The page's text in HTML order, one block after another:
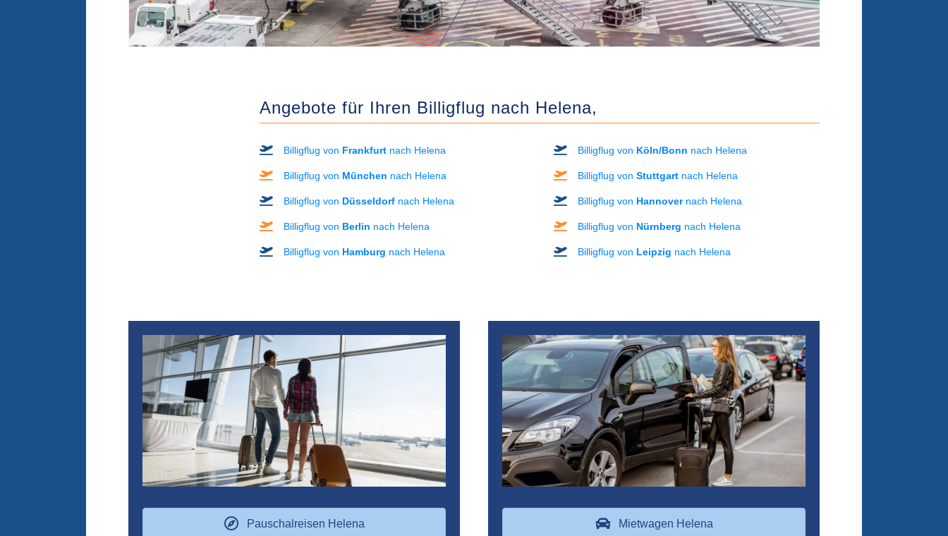
Angebote für Ihren Billigflug nach Helena,
Billigflug von Frankfurt nach Helena
Billigflug von München nach Helena
Billigflug von Düsseldorf nach Helena
Billigflug von Berlin nach Helena
Billigflug von Hamburg nach Helena
Billigflug von Köln/Bonn nach Helena
Billigflug vonStuttgart nach Helena
Billigflug von Hannovernach Helena
Billigflug von Nürnberg nach Helena
Billigflug von Leipzig nach Helena
Pauschalreisen Helena Mietwagen Helena